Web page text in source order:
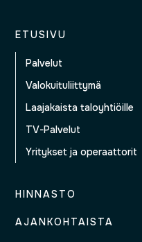
ETUSIVU
Palvelut
Valokuituliittymä
Laajakaista taloyhtiöille
TV-Palvelut
Yritykset ja operaattorit
HINNASTO
AJANKOHTAISTA